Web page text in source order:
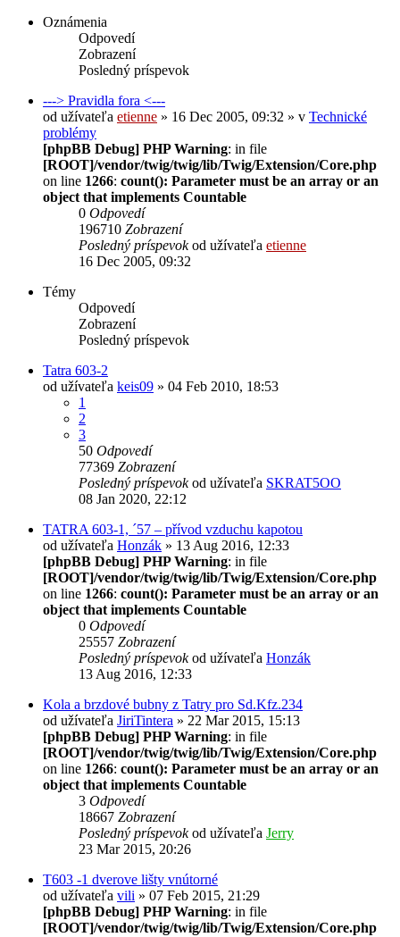
Oznámenia
Odpovedí
Zobrazení
Posledný príspevok
---> Pravidla fora <---
od užívateľa etienne » 16 Dec 2005, 09:32 » v Technické
problémy
[phpBB Debug] PHP Warning: in file
[ROOT]/vendor/twig/twig/lib/Twig/Extension/Core.php
on line 1266: count(): Parameter must be an array or an
object that implements Countable
0 Odpovedí
196710 Zobrazení
Posledný príspevokod užívateľa etienne
16 Dec 2005, 09:32
Témy
Odpovedí
Zobrazení
Posledný príspevok
Tatra 603-2
od užívateľa keis09 » 04 Feb 2010, 18:53
1
2
3
50 Odpovedí
77369 Zobrazení
Posledný príspevokod užívateľa SKRAT5OO
08 Jan 2020, 22:12
TATRA 603-1, ´57 – přívod vzduchu kapotou
od užívateľa Honzák » 13 Aug 2016, 12:33
[phpBB Debug] PHP Warning: in file
[ROOT]/vendor/twig/twig/lib/Twig/Extension/Core.php
on line 1266: count(): Parameter must be an array or an
object that implements Countable
0 Odpovedí
25557 Zobrazení
Posledný príspevokod užívateľa Honzák
13 Aug 2016, 12:33
Kola a brzdové bubny z Tatry pro Sd.Kfz.234
od užívateľa JiriTintera » 22 Mar 2015, 15:13
[phpBB Debug] PHP Warning: in file
[ROOT]/vendor/twig/twig/lib/Twig/Extension/Core.php
on line 1266: count(): Parameter must be an array or an
object that implements Countable
3 Odpovedí
18667 Zobrazení
Posledný príspevokod užívateľa Jerry
23 Mar 2015, 20:26
T603 -1 dverove lišty vnútorné
od užívateľa vili » 07 Feb 2015, 21:29
[phpBB Debug] PHP Warning: in file
[ROOT]/vendor/twig/twig/lib/Twig/Extension/Core.php